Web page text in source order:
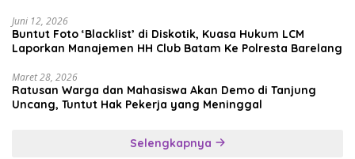
Juni 12, 2026
Buntut Foto ‘Blacklist’ di Diskotik, Kuasa Hukum LCM
Laporkan Manajemen HH Club Batam Ke Polresta Barelang
Maret 28, 2026
Ratusan Warga dan Mahasiswa Akan Demo di Tanjung
Uncang, Tuntut Hak Pekerja yang Meninggal
Selengkapnya